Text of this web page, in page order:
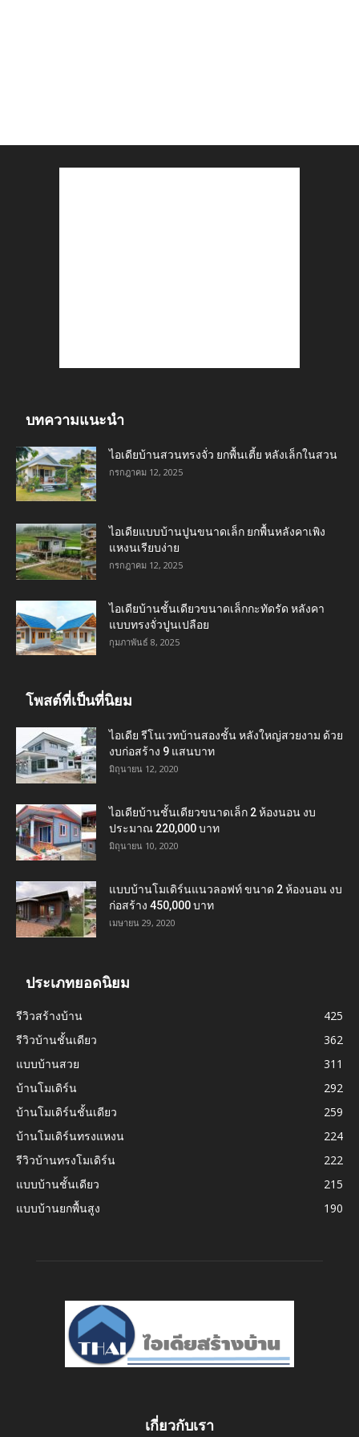
บทความแนะนำ
ไอเดียบ้านสวนทรงจั่ว ยกพื้นเตี้ย หลังเล็กในสวน
กรกฎาคม 12, 2025
ไอเดียแบบบ้านปูนขนาดเล็ก ยกพื้นหลังคาเพิง
แหงนเรียบง่าย
กรกฎาคม 12, 2025
ไอเดียบ้านชั้นเดียวขนาดเล็กกะทัดรัด หลังคา
แบบทรงจั่วปูนเปลือย
กุมภาพันธ์ 8, 2025
โพสต์ที่เป็นที่นิยม
ไอเดีย รีโนเวทบ้านสองชั้น หลังใหญ่สวยงาม ด้วย
งบก่อสร้าง 9 แสนบาท
มิถุนายน 12, 2020
ไอเดียบ้านชั้นเดียวขนาดเล็ก 2 ห้องนอน งบ
ประมาณ 220,000 บาท
มิถุนายน 10, 2020
แบบบ้านโมเดิร์นแนวลอฟท์ ขนาด 2 ห้องนอน งบ
ก่อสร้าง 450,000 บาท
เมษายน 29, 2020
ประเภทยอดนิยม
รีวิวสร้างบ้าน
425
รีวิวบ้านชั้นเดียว
362
แบบบ้านสวย
311
บ้านโมเดิร์น
292
บ้านโมเดิร์นชั้นเดียว
259
บ้านโมเดิร์นทรงแหงน
224
รีวิวบ้านทรงโมเดิร์น
222
แบบบ้านชั้นเดียว
215
แบบบ้านยกพื้นสูง
190
เกี่ยวกับเรา